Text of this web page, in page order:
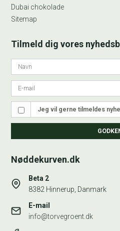
Dubai chokolade
Sitemap
Tilmeld dig vores
Jeg vil gerne tilmeldes
Nøddekurven.dk
Beta 2
8382 Hinnerup, Danmark
E-mail
info@torvegroent.dk